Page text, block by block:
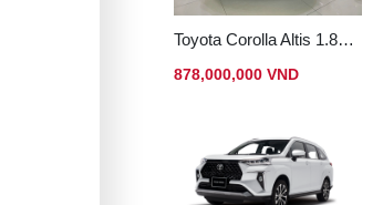
Toyota Corolla Altis 1.8HEV
878,000,000 VND